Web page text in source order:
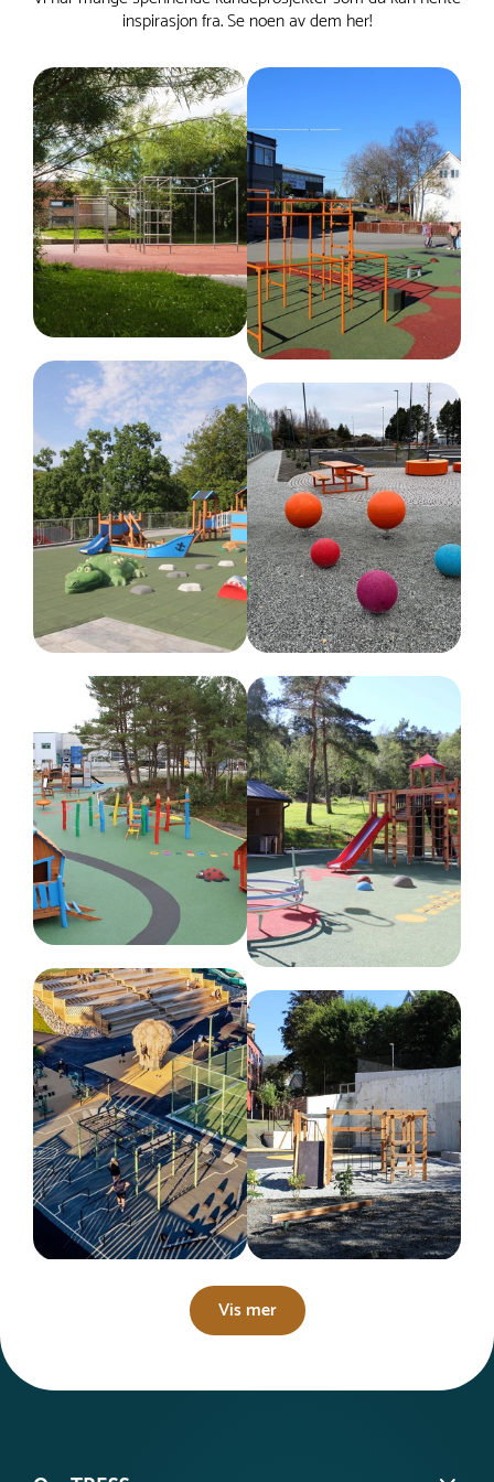
Bruk for eksempel sinkspray, som gir en effektiv
beskyttelse av metalliske overflater.
inspirasjon fra. Se noen av dem her!
Vis mer